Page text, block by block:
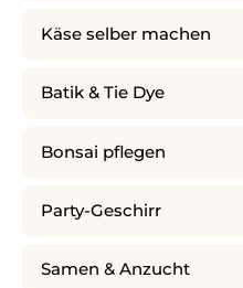
Käse selber machen
Batik & Tie Dye
Bonsai pflegen
Party-Geschirr
Samen & Anzucht